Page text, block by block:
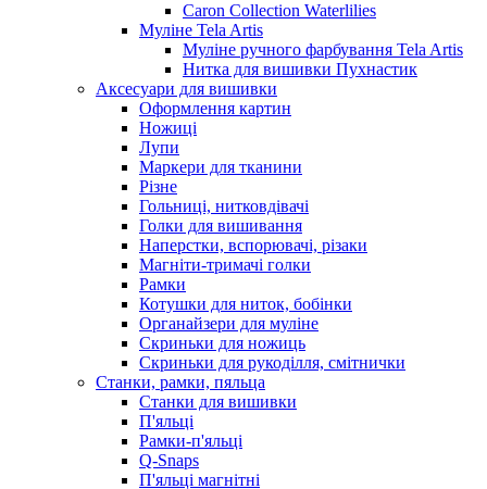
Caron Collection Waterlilies
Муліне Tela Artis
Муліне ручного фарбування Tela Artis
Нитка для вишивки Пухнастик
Аксесуари для вишивки
Оформлення картин
Ножиці
Лупи
Маркери для тканини
Різне
Гольниці, нитковдівачі
Голки для вишивання
Наперстки, вспорювачі, різаки
Магніти-тримачі голки
Рамки
Котушки для ниток, бобінки
Органайзери для муліне
Скриньки для ножиць
Скриньки для рукоділля, смітнички
Станки, рамки, пяльца
Станки для вишивки
П'яльці
Рамки-п'яльці
Q-Snaps
П'яльці магнітні